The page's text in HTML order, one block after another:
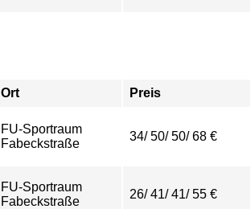
Ort Preis
FU-Sportraum
Fabeckstraße
34/ 50/ 50/ 68 €
FU-Sportraum
Fabeckstraße
26/ 41/ 41/ 55 €